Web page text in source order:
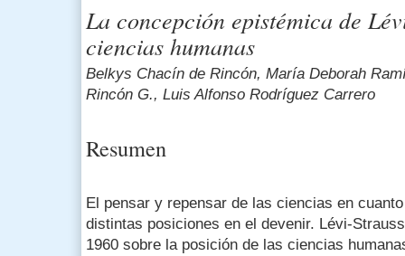
La concepción epistémica de
ciencias humanas
Belkys Chacín de Rincón, María Deborah
Rincón G., Luis Alfonso Rodríguez Carrero
Resumen
El pensar y repensar de las ciencias en
distintas posiciones en el devenir. Lévi-
1960 sobre la posición de las ciencias